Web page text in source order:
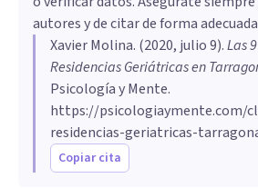
autores y de citar de forma
Xavier Molina. (2020, julio 9).Las
Residencias Geriátricas en
Psicología y Mente.
https://psicologiaymente.com/
residencias-geriatricas-
Copiar cita